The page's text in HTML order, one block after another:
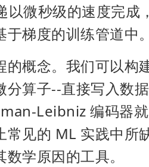
以微秒级的速度完
于梯度的训练管道中
的概念。我们可以构
分算子--直接写入数
Leibniz 编码器
常见的 ML 实践中所
学原因的工具。